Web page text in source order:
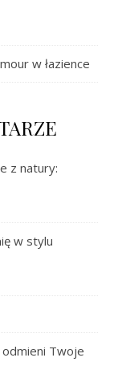
w łazience
z natury:
w stylu
Twoje